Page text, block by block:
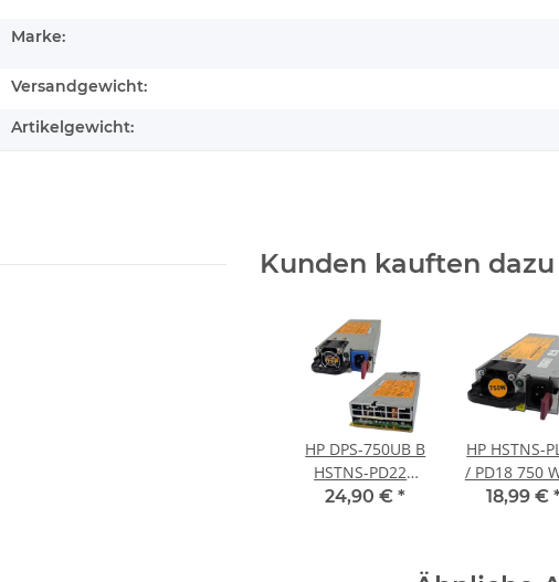
Marke:
Versandgewicht:
Artikelgewicht:
Kunden kauften
HP DPS-750UB B
HSTNS-PD22B
750 Watt Power
24,90 €*
HP HSTNS-
/ PD18 750
Power
18,99 €